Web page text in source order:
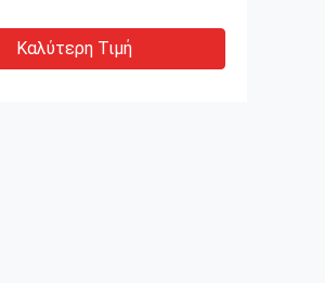
Καλύτερη Τιμή